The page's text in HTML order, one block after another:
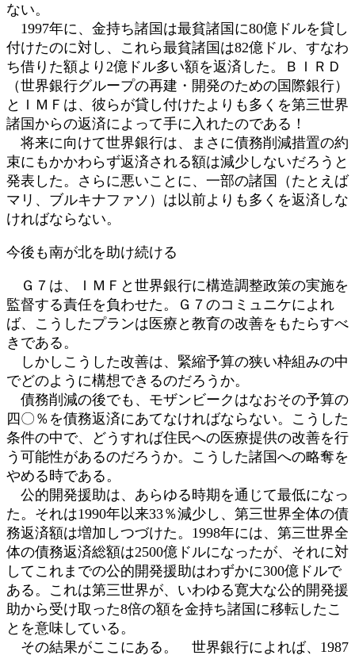
ない。
1997年に、金持ち諸国は最貧諸国に80億ドルを貸し
付けたのに対し、これら最貧諸国は82億ドル、すなわ
ち借りた額より2億ドル多い額を返済した。ＢＩＲＤ
（世界銀行グループの再建・開発のための国際銀行）
とＩＭＦは、彼らが貸し付けたよりも多くを第三世界
諸国からの返済によって手に入れたのである！
将来に向けて世界銀行は、まさに債務削減措置の約
束にもかかわらず返済される額は減少しないだろうと
発表した。さらに悪いことに、一部の諸国（たとえば
マリ、ブルキナファソ）は以前よりも多くを返済しな
ければならない。
今後も南が北を助け続ける
Ｇ７は、ＩＭＦと世界銀行に構造調整政策の実施を
監督する責任を負わせた。Ｇ７のコミュニケによれ
ば、こうしたプランは医療と教育の改善をもたらすべ
きである。
しかしこうした改善は、緊縮予算の狭い枠組みの中
でどのように構想できるのだろうか。
債務削減の後でも、モザンビークはなおその予算の
四〇％を債務返済にあてなければならない。こうした
条件の中で、どうすれば住民への医療提供の改善を行
う可能性があるのだろうか。こうした諸国への略奪を
やめる時である。
公的開発援助は、あらゆる時期を通じて最低になっ
た。それは1990年以来33％減少し、第三世界全体の債
務返済額は増加しつづけた。1998年には、第三世界全
体の債務返済総額は2500億ドルになったが、それに対
してこれまでの公的開発援助はわずかに300億ドルで
ある。これは第三世界が、いわゆる寛大な公的開発援
助から受け取った8倍の額を金持ち諸国に移転したこ
とを意味している。
その結果がここにある。 世界銀行によれば、1987